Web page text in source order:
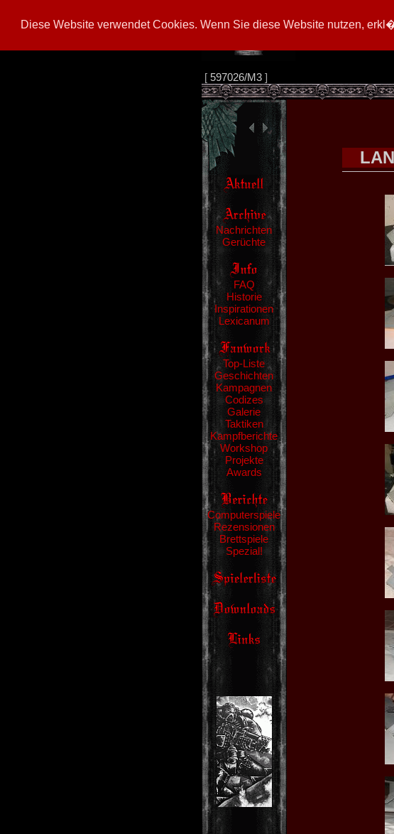
Diese Website verwendet Cookies. Wenn Sie diese Website nutzen,
[ 597026/M3]
Nachrichten
Gerüchte
FAQ
Historie
Inspirationen
Lexicanum
Top-Liste
Geschichten
Kampagnen
Codizes
Galerie
Taktiken
Kampfberichte
Workshop
Projekte
Awards
Computerspiele
Rezensionen
Brettspiele
Spezial!